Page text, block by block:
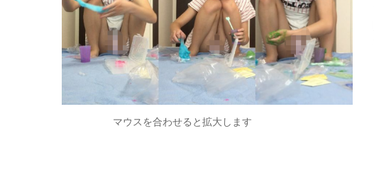
マウスを合わせると拡大します